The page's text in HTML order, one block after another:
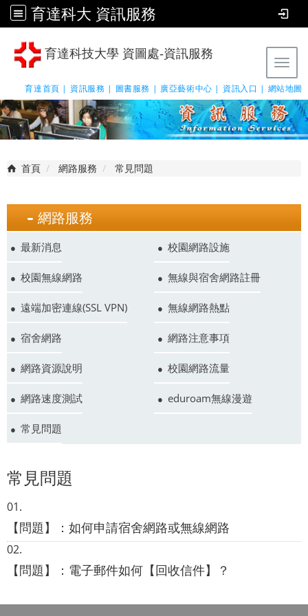
育達科大 資訊服務
育達科技大學 資圖處-資訊服務
育達首頁 | 資訊服務 | 圖書服務 | 廣亞藝術中心 | 資訊入口 | 網站地圖
首頁 網路服務 常見問題
網路服務
最新消息 校園網路設施
校園無線網路 無線與宿舍網路註冊
遠端加密連線(SSL VPN) 無線網路熱點
宿舍網路 網路注意事項
網路資源說明 校園網路流量
網路速度測試 eduroam無線漫遊
常見問題
常見問題
【問題】：如何申請宿舍網路或無線網路
【問題】：電子郵件如何【回收信件】？